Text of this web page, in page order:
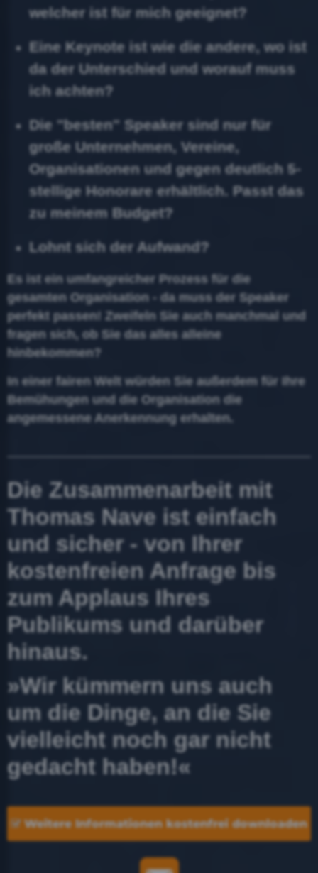
welcher ist für mich geeignet?
Eine Keynote ist wie die andere, wo ist
da der Unterschied und worauf muss
ich achten?
Die "besten" Speaker sind nur für
große Unternehmen, Vereine,
Organisationen und gegen deutlich 5-
stellige Honorare erhältlich. Passt das
zu meinem Budget?
Lohnt sich der Aufwand?
Es ist ein umfangreicher Prozess für die
gesamten Organisation - da muss der Speaker
perfekt passen! Zweifeln Sie auch manchmal und
fragen sich, ob Sie das alles alleine
hinbekommen?
In einer fairen Welt würden Sie außerdem für Ihre
Bemühungen und die Organisation die
angemessene Anerkennung erhalten.
Die Zusammenarbeit mit
Thomas Nave ist einfach
und sicher - von Ihrer
kostenfreien Anfrage bis
zum Applaus Ihres
Publikums und darüber
hinaus.
»Wir kümmern uns auch
um die Dinge, an die Sie
vielleicht noch gar nicht
gedacht haben!«
Weitere Informationen kostenfrei downloaden